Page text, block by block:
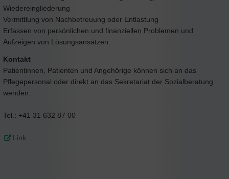
Wiedereingliederung
Vermittlung von Nachbetreuung oder Entlastung
Erfassen von persönlichen und finanziellen Problemen und
Aufzeigen von Lösungsansätzen.
Kontakt
Patientinnen, Patienten und Angehörige können sich an das
Pflegepersonal oder direkt an das Sekretariat der Sozialberatung
wenden.
Tel.: +41 31 632 87 00
Link